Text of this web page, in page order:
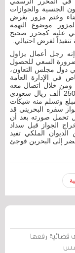
الجنسية والجوازات
وختم مزور بغرض
موضوع التهمة
عليه كمحرر صحيح
لغرض احتيالي.
رجل أعمال يزاول
السعي للحصول
في دول مجلس التعاون،
في الإدارة العامة
ومن خلال اتصال معه
أبلغه المتهم بأن كلفة جلب الجنسية تصل إلى 250 ألف ريال سعودي
فدفع له المبلغ وتسلم منه شيكات
سفره البحريني قد
تحمل صورته بعد أن
الجواز قبل سداد
الملكي تفيد
حضر إلى البحرين فوجئ
قضائية رفعها